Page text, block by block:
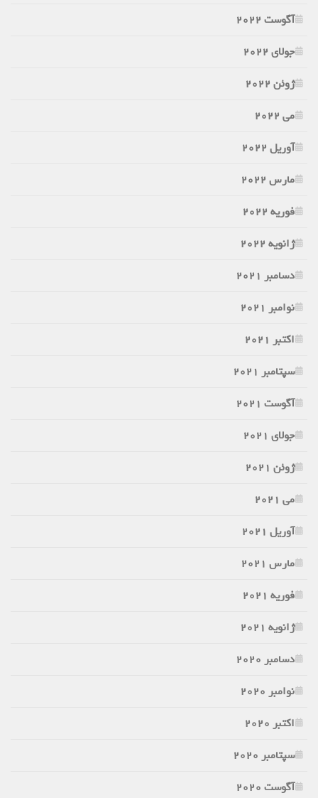
آگوست 2022
جولای 2022
ژوئن 2022
می 2022
آوریل 2022
مارس 2022
فوریه 2022
ژانویه 2022
دسامبر 2021
نوامبر 2021
اکتبر 2021
سپتامبر 2021
آگوست 2021
جولای 2021
ژوئن 2021
می 2021
آوریل 2021
مارس 2021
فوریه 2021
ژانویه 2021
دسامبر 2020
نوامبر 2020
اکتبر 2020
سپتامبر 2020
آگوست 2020